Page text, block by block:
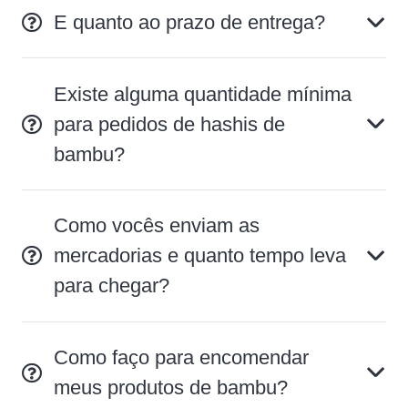
E quanto ao prazo de entrega?
Existe alguma quantidade mínima
para pedidos de hashis de
bambu?
Como vocês enviam as
mercadorias e quanto tempo leva
para chegar?
Como faço para encomendar
meus produtos de bambu?